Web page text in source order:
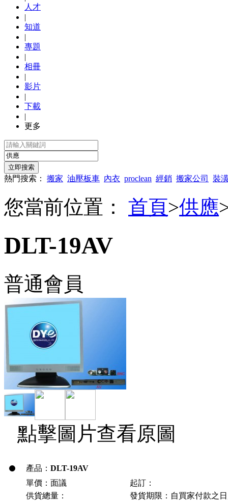
人才
|
知道
|
專題
|
相冊
|
影片
|
下載
|
更多
熱門搜索： 搬家 油壓板車 內衣 proclean 經銷 搬家公司 裝
您當前位置： 首頁>供應
DLT-19AV
普通會員
點擊圖片查看原圖
產品： DLT-19AV
單價：面議
起訂：
供貨總量：
發貨期限：自買家付款之